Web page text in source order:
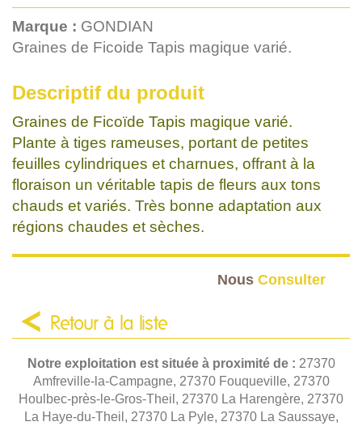
Marque : GONDIAN
Graines de Ficoide Tapis magique varié.
Descriptif du produit
Graines de Ficoïde Tapis magique varié.
Plante à tiges rameuses, portant de petites
feuilles cylindriques et charnues, offrant à la
floraison un véritable tapis de fleurs aux tons
chauds et variés. Très bonne adaptation aux
régions chaudes et sèches.
Nous Consulter
Retour à la liste
Notre exploitation est située à proximité de : 27370
Amfreville-la-Campagne, 27370 Fouqueville, 27370
Houlbec-près-le-Gros-Theil, 27370 La Harengère, 27370
La Haye-du-Theil, 27370 La Pyle, 27370 La Saussaye,